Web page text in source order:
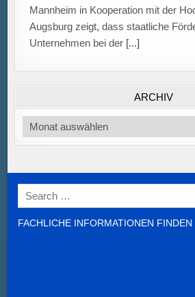
Mannheim in Kooperation mit der
Augsburg zeigt, dass staatliche
Unternehmen bei der [...]
ARCHIV
Archiv
Search
for:
FACHLICHE INFORMATIONEN FINDEN